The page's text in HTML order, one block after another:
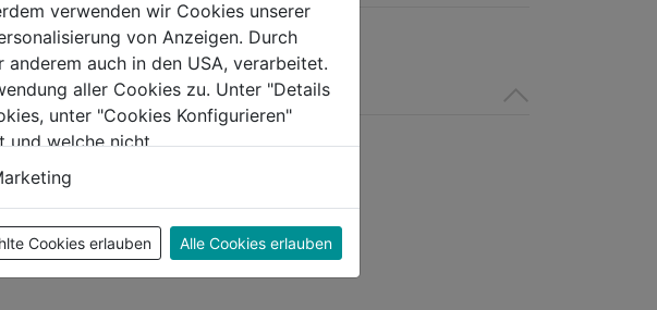
Sternen.
verwenden wir Cookies unserer
von Anzeigen. Durch
auch in den USA, verarbeitet.
aller Cookies zu. Unter "Details
unter "Cookies Konfigurieren"
und welche nicht.
Cookies erlauben Alle Cookies erlauben